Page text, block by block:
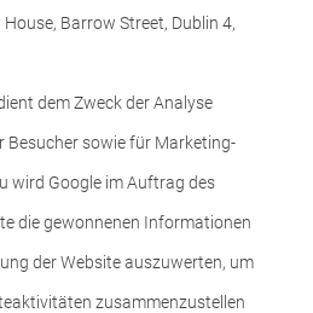
Barrow Street, Dublin 4,
dem Zweck der Analyse
Besucher sowie für Marketing-
wird Google im Auftrag des
die gewonnenen Informationen
der Website auszuwerten, um
zusammenzustellen